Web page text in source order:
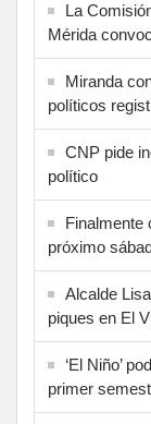
La
Mérida
Miranda
políticos
CNP pide
político
Finalmente
próximo
Alcalde
piques en El
‘El Niño’
primer